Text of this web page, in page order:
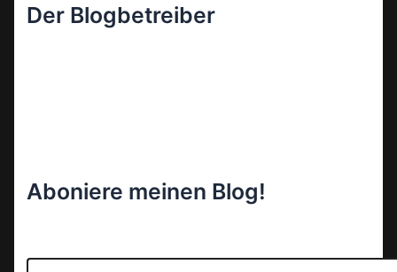
Der Blogbetreiber
Aboniere meinen Blog!